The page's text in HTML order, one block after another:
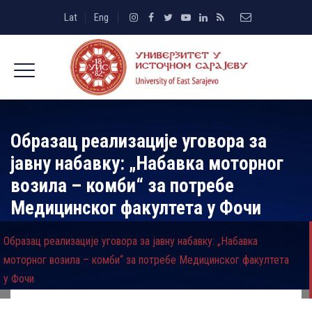
Lat Eng
Образац реализације уговора за
јавну набавку: „Набавка моторног
возила – комби“ за потребе
Медицинског факултета у Фочи
Образац реализације уговора за јавну набавку: „Набавка
моторног возила – комби“ за потребе Медицинског факултета
у Фочи